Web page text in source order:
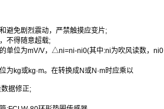
避免剧烈震动，严禁触摸应变片;
不得随意超载;
单位为mV/V，△ni=ni-ni0(其中:ni为吹风读数，ni0
为kg或kg·m。在转换成N或N·m时应乘以
据修正;